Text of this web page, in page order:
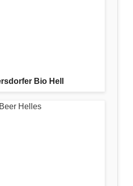
Bio Hell